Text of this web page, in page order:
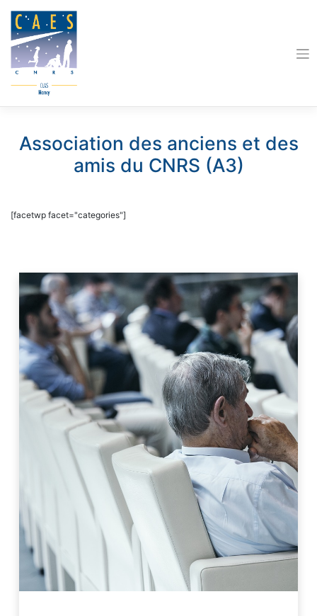
content
Association des anciens et des
amis du CNRS (A3)
[facetwp facet="categories"]